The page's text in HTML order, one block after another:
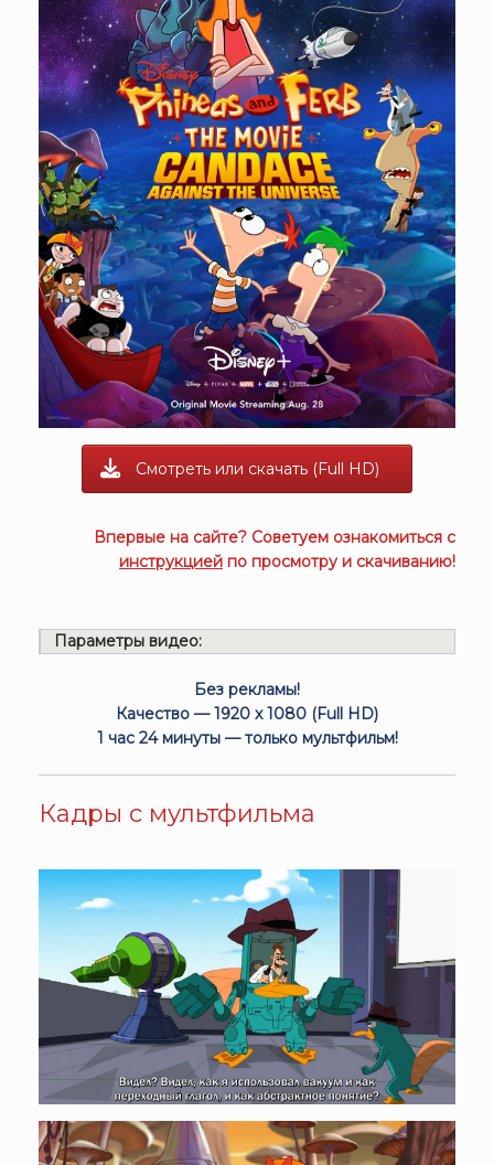
Смотреть или скачать (Full HD)
Впервые на сайте? Советуем ознакомиться с
инструкцией по просмотру и скачиванию!
Параметры видео:
Без рекламы!
Качество — 1920 x 1080 (Full HD)
1 час 24 минуты — только мультфильм!
Кадры с мультфильма